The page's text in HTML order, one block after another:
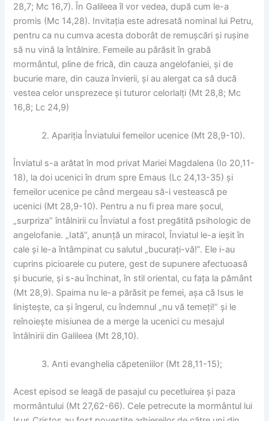
28,7; Mc 16,7). În Galileea îl vor vedea, după cum le-a
promis (Mc 14,28). Invitația este adresată nominal lui Petru,
pentru ca nu cumva acesta doborât de remușcări și rușine
să nu vină la întâlnire. Femeile au părăsit în grabă
mormântul, pline de frică, din cauza angelofaniei, și de
bucurie mare, din cauza învierii, și au alergat ca să ducă
vestea celor unsprezece și tuturor celorlalți (Mt 28,8; Mc
16,8; Lc 24,9)
Apariția Înviatului femeilor ucenice (Mt 28,9-10).
Înviatul s-a arătat în mod privat Mariei Magdalena (Io 20,11-
18), la doi ucenici în drum spre Emaus (Lc 24,13-35) și
femeilor ucenice pe când mergeau să-i vestească pe
ucenici (Mt 28,9-10). Pentru a nu fi prea mare șocul,
„surpriza” întâlnirii cu Înviatul a fost pregătită psihologic de
angelofanie. „Iată”, anunță un miracol, Înviatul le-a ieșit în
cale și le-a întâmpinat cu salutul „bucurați-vă!”. Ele i-au
cuprins picioarele cu putere, gest de supunere afectuoasă
și bucurie, și s-au închinat, în stil oriental, cu fața la pământ
(Mt 28,9). Spaima nu le-a părăsit pe femei, așa că Isus le
liniștește, ca și îngerul, cu îndemnul „nu vă temeți!” și le
reînoiește misiunea de a merge la ucenici cu mesajul
întâlnirii din Galileea (Mt 28,10).
Anti evanghelia căpeteniilor (Mt 28,11-15);
Acest episod se leagă de pasajul cu pecetluirea și paza
mormântului (Mt 27,62-66). Cele petrecute la mormântul lui